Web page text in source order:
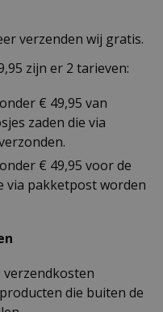
verzenden wij gratis.
zijn er 2 tarieven:
€ 49,95 van
zaden die via
€ 49,95 voor de
via pakketpost worden
verzendkosten
die buiten de